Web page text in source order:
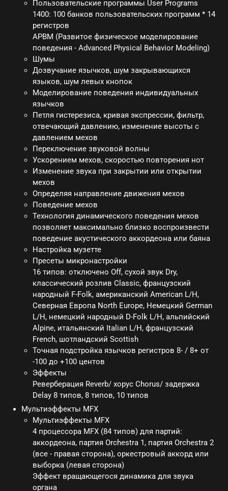
Пользовательские программы User Programs
1400: 100 банков пользовательских программ * 14
регистров
APBM (Развитое физическое моделирование
поведения - Advanced Physical Behavior Modeling)
Шумы
Дозвучание язычков, шум закрывающихся
языков, шум левых кнопок
Моделирование поведения индивидуальных
язычков
Петля гистерезиса, кривая экспрессии, фильтр,
отвечающий давлению, изменение высоты с
давлением мехов
Переключение звуковой волны
Ускорением мехов, скоростью повторения нот
Изменение звука при закрытии или открытии
мехов
Определяя направление движения мехов
Поведение мехов
Технология динамического поведения мехов
позволяет максимально близко воспроизвести
поведение акустического аккордеона или баяна
Настройка музетте
Пресеты микронастройки
16 типов: отключено Off, сухой звук Dry,
классический розлив Classic, французский
народный F-Folk, американский American L/H,
Северная Европа North Europe, Немецкий German
L/H, немецкий народный D-Folk L/H, альпийский
Alpine, итальянский Italian L/H, французский
French, шотландский Scottish
Точная подстройка язычков регистров 8- / 8+ от
-100 до +100 центов
Эффекты
Реверберация Reverb/ хорус Chorus/ задержка
Delay 8 типов, 8 типов, 10 типов
Мультиэффекты MFX
Мультиэффекты MFX
4 процессора MFX (84 типов) для партий:
аккордеона, партия Orchestra 1, партия Orchestra 2
(все - правая сторона), оркестровый аккорд или
выборка (левая сторона)
Эффект вращающегося динамика для звука
органа